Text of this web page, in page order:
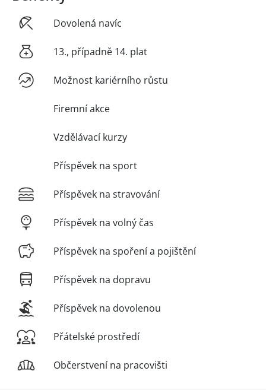
Dovolená navíc
13., případně 14. plat
Možnost kariérního růstu
Firemní akce
Vzdělávací kurzy
Příspěvek na sport
Příspěvek na stravování
Příspěvek na volný čas
Příspěvek na spoření a pojištění
Příspěvek na dopravu
Příspěvek na dovolenou
Přátelské prostředí
Občerstvení na pracovišti